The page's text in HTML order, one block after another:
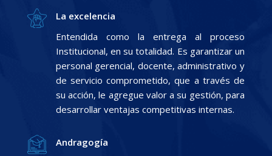
La excelencia
Entendida como la entrega al proceso
Institucional, en su totalidad. Es garantizar un
personal gerencial, docente, administrativo y
de servicio comprometido, que a través de
su acción, le agregue valor a su gestión, para
desarrollar ventajas competitivas internas.
Andragogía